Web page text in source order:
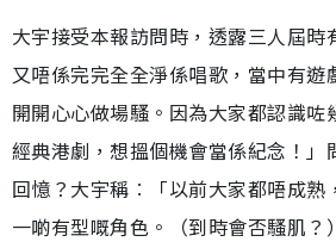
大宇接受本報訪問時，透露三人屆時
又唔係完完全全淨係唱歌，當中有遊
開開心心做場騷。因為大家都認識咗
經典港劇，想搵個機會當係紀念！」
回憶？大宇稱︰「以前大家都唔成熟
一啲有型嘅角色。（到時會否騷肌？